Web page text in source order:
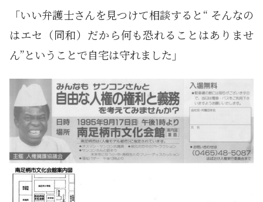
「いい弁護士さんを見つけて相談すると“ そんなの
はエセ（同和）だから何も恐れることはありませ
ん”ということで自宅は守れました」